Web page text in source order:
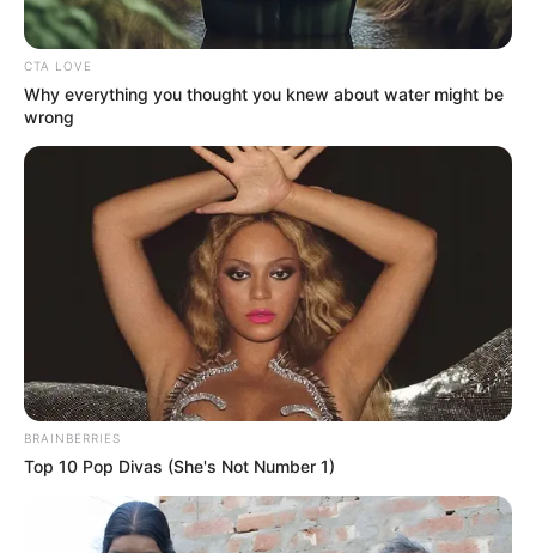
CTA LOVE
Why everything you thought you knew about water might be
wrong
BRAINBERRIES
Top 10 Pop Divas (She's Not Number 1)